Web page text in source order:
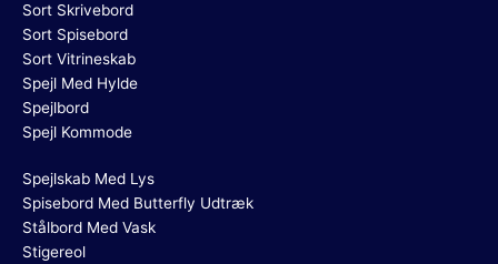
Sort Skrivebord
Sort Spisebord
Sort Vitrineskab
Spejl Med Hylde
Spejlbord
Spejl Kommode
Spejlskab Med Lys
Spisebord Med Butterfly Udtræk
Stålbord Med Vask
Stigereol